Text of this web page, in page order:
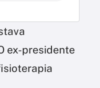
ex-presidente